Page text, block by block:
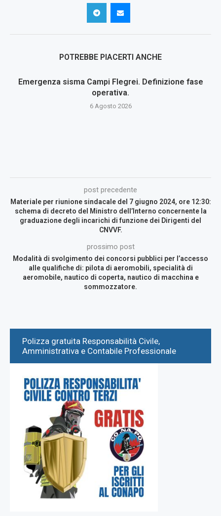
POTREBBE PIACERTI ANCHE
Emergenza sisma Campi Flegrei. Definizione fase
operativa.
6 Agosto 2026
post precedente
Materiale per riunione sindacale del 7 giugno 2024, ore 12:30:
schema di decreto del Ministro dell’Interno concernente la
graduazione degli incarichi di funzione dei Dirigenti del
CNVVF.
prossimo post
Modalità di svolgimento dei concorsi pubblici per l’accesso
alle qualifiche di: pilota di aeromobili, specialità di
aeromobile, nautico di coperta, nautico di macchina e
sommozzatore.
Polizza gratuita Responsabilità Civile,
Amministrativa e Contabile Professionale